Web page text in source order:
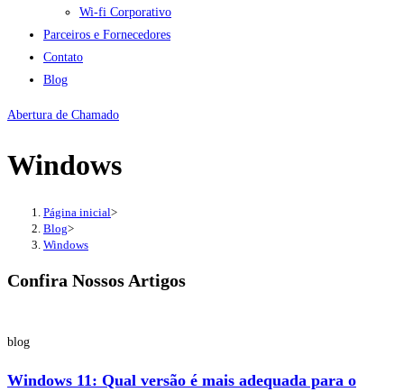
Wi-fi Corporativo
Parceiros e Fornecedores
Contato
Blog
Abertura de Chamado
Windows
Página inicial>
Blog>
Windows
Confira Nossos Artigos
blog
Windows 11: Qual versão é mais adequada para o